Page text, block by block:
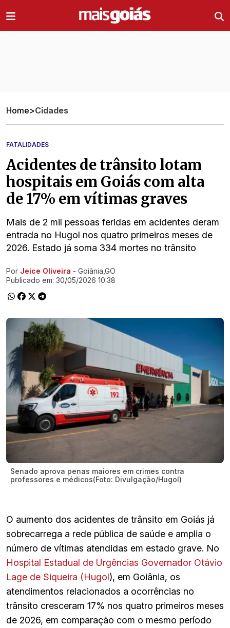
Home>Cidades
FATALIDADES
Acidentes de trânsito lotam
hospitais em Goiás com alta
de 17% em vítimas graves
Mais de 2 mil pessoas feridas em acidentes deram
entrada no Hugol nos quatro primeiros meses de
2026. Estado já soma 334 mortes no trânsito
Ir direto pra matéria
Por Jeice Oliveira - Goiânia,GO
Publicado em: 30/05/2026 10:38
Senado aprova penas maiores em crimes contra
professores e médicos(Foto: Divulgação/Hugol)
O aumento dos acidentes de trânsito em Goiás já
sobrecarrega a rede pública de saúde e amplia o
número de vítimas atendidas em estado grave. No
Hospital Estadual de Urgências Governador Otávio
Lage de Siqueira (Hugol), em Goiânia, os
atendimentos relacionados a ocorrências no
trânsito cresceram 17% nos quatro primeiros meses
de 2026, em comparação com o mesmo período